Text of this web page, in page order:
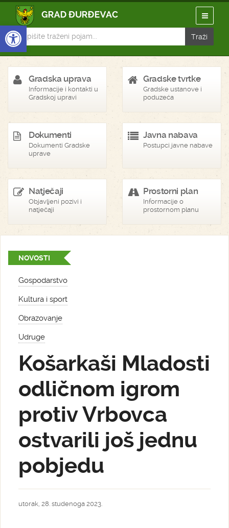
Open toolbar
Gradska uprava
Informacije i kontakti u
Gradskoj upravi
Gradske tvrtke
Gradske ustanove i
poduzeća
Dokumenti
Dokumenti Gradske
uprave
Javna nabava
Postupci javne nabave
Natječaji
Objavljeni pozivi i
natječaji
Prostorni plan
Informacije o
prostornom planu
NOVOSTI
Gospodarstvo
Kultura i sport
Obrazovanje
Udruge
Košarkaši Mladosti
odličnom igrom
protiv Vrbovca
ostvarili još jednu
pobjedu
utorak, 28. studenoga 2023.